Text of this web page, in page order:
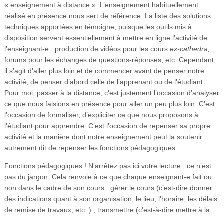
« enseignement à distance ». L’enseignement habituellement
réalisé en présence nous sert de référence. La liste des solutions
techniques apportées en témoigne, puisque les outils mis à
disposition servent essentiellement à mettre en ligne l’activité de
l’enseignant-e : production de vidéos pour les cours ex-cathedra,
forums pour les échanges de questions-réponses, etc. Cependant,
il s’agit d’aller plus loin et de commencer avant de penser notre
activité, de penser d’abord celle de l’apprenant ou de l’étudiant.
Pour moi, passer à la distance, c’est justement l’occasion d’analyser
ce que nous faisions en présence pour aller un peu plus loin. C’est
l’occasion de formaliser, d’expliciter ce que nous proposons à
l’étudiant pour apprendre. C’est l’occasion de repenser sa propre
activité et la manière dont notre enseignement peut la soutenir
autrement dit de repenser les fonctions pédagogiques.
Fonctions pédagogiques ! N’arrêtez pas ici votre lecture : ce n’est
pas du jargon. Cela renvoie à ce que chaque enseignant-e fait ou
non dans le cadre de son cours : gérer le cours (c’est-dire donner
des indications quant à son organisation, le lieu, l’horaire, les délais
de remise de travaux, etc..) ; transmettre (c’est-à-dire mettre à la